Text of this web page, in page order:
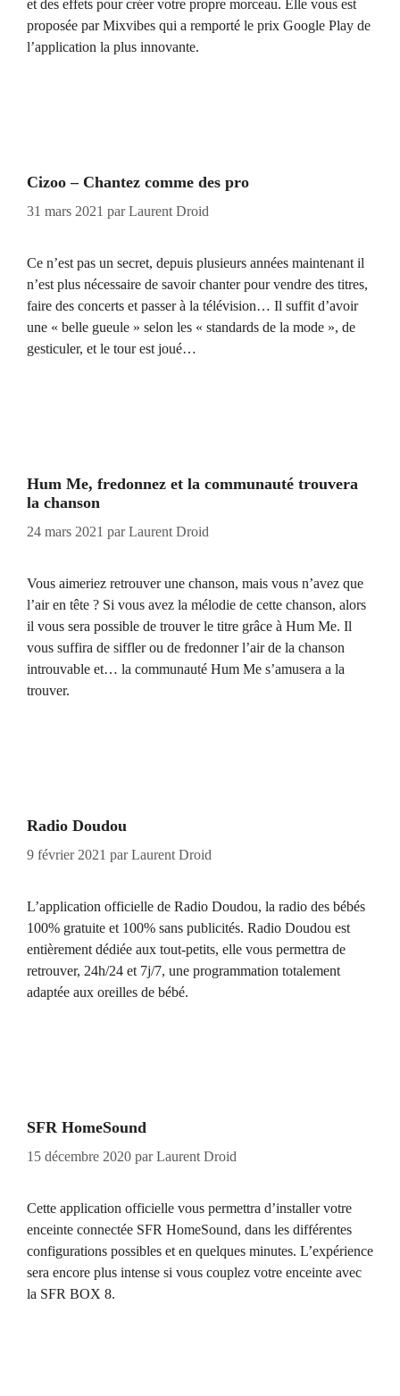
et des effets pour créer votre propre morceau. Elle vous est
proposée par Mixvibes qui a remporté le prix Google Play de
l’application la plus innovante.
Cizoo – Chantez comme des pro
31 mars 2021 parLaurent Droid
Ce n’est pas un secret, depuis plusieurs années maintenant il
n’est plus nécessaire de savoir chanter pour vendre des titres,
faire des concerts et passer à la télévision… Il suffit d’avoir
une « belle gueule » selon les « standards de la mode », de
gesticuler, et le tour est joué…
Hum Me, fredonnez et la communauté trouvera
la chanson
24 mars 2021 parLaurent Droid
Vous aimeriez retrouver une chanson, mais vous n’avez que
l’air en tête ? Si vous avez la mélodie de cette chanson, alors
il vous sera possible de trouver le titre grâce à Hum Me. Il
vous suffira de siffler ou de fredonner l’air de la chanson
introuvable et… la communauté Hum Me s’amusera a la
trouver.
Radio Doudou
9 février 2021 parLaurent Droid
L’application officielle de Radio Doudou, la radio des bébés
100% gratuite et 100% sans publicités. Radio Doudou est
entièrement dédiée aux tout-petits, elle vous permettra de
retrouver, 24h/24 et 7j/7, une programmation totalement
adaptée aux oreilles de bébé.
SFR HomeSound
15 décembre 2020 parLaurent Droid
Cette application officielle vous permettra d’installer votre
enceinte connectée SFR HomeSound, dans les différentes
configurations possibles et en quelques minutes. L’expérience
sera encore plus intense si vous couplez votre enceinte avec
la SFR BOX 8.